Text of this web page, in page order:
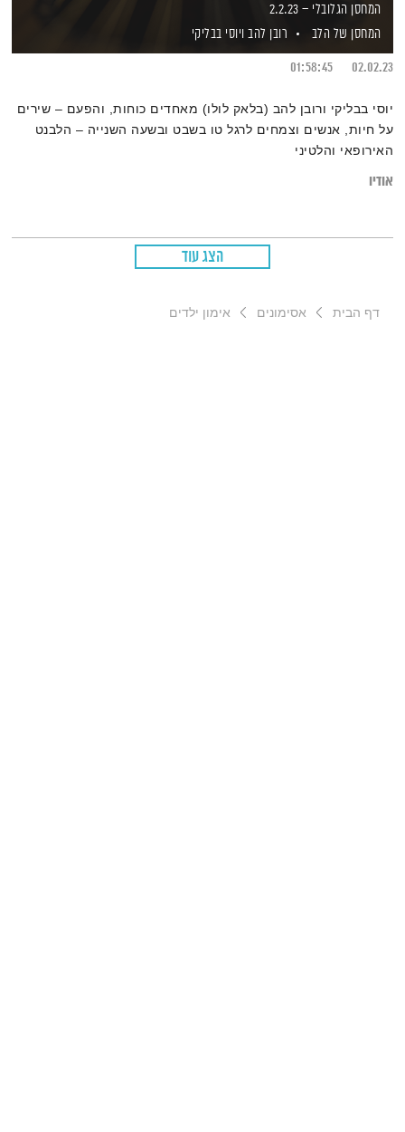
המחסן הגלובלי – 2.2.23
המחסן של הלב
רובן להב ויוסי בבליקי
02.02.23
01:58:45
יוסי בבליקי ורובן להב (בלאק לולו) מאחדים כוחות, והפעם – שירים
על חיות, אנשים וצמחים לרגל טו בשבט ובשעה השנייה – הלבנט
האירופאי והלטיני
אודיו
הצג עוד
דף הבית אסימונים אימון ילדים